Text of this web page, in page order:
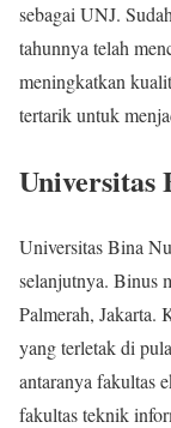
sebagai UNJ.
tahunnya telah
meningkatkan
tertarik untuk
Universitas
Universitas Bina
selanjutnya. Binus
Palmerah, Jakarta.
yang terletak di
antaranya fakultas
fakultas teknik